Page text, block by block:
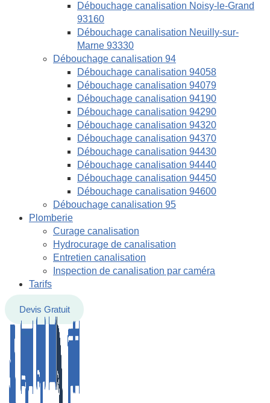
Débouchage canalisation Noisy-le-Grand
93160
Débouchage canalisation Neuilly-sur-
Marne 93330
Débouchage canalisation 94
Débouchage canalisation 94058
Débouchage canalisation 94079
Débouchage canalisation 94190
Débouchage canalisation 94290
Débouchage canalisation 94320
Débouchage canalisation 94370
Débouchage canalisation 94430
Débouchage canalisation 94440
Débouchage canalisation 94450
Débouchage canalisation 94600
Débouchage canalisation 95
Plomberie
Curage canalisation
Hydrocurage de canalisation
Entretien canalisation
Inspection de canalisation par caméra
Tarifs
Devis Gratuit